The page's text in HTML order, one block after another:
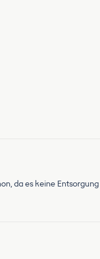
da es keine